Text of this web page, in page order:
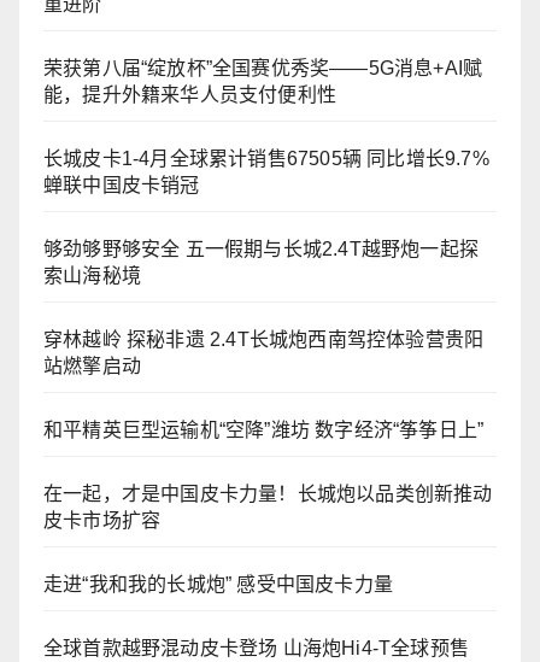
荣获第八届“绽放杯”全国赛优秀奖——5G消息+AI赋
能，提升外籍来华人员支付便利性
长城皮卡1-4月全球累计销售67505辆 同比增长9.7%
蝉联中国皮卡销冠
够劲够野够安全 五一假期与长城2.4T越野炮一起探
索山海秘境
穿林越岭 探秘非遗 2.4T长城炮西南驾控体验营贵阳
站燃擎启动
和平精英巨型运输机“空降”潍坊 数字经济“筝筝日上”
在一起，才是中国皮卡力量！长城炮以品类创新推动
皮卡市场扩容
走进“我和我的长城炮” 感受中国皮卡力量
全球首款越野混动皮卡登场 山海炮Hi4-T全球预售